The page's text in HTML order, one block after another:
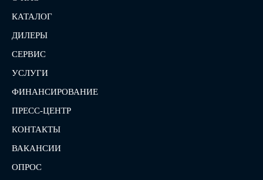
КАТАЛОГ
ДИЛЕРЫ
СЕРВИС
УСЛУГИ
ФИНАНСИРОВАНИЕ
ПРЕСС-ЦЕНТР
КОНТАКТЫ
ВАКАНСИИ
ОПРОС